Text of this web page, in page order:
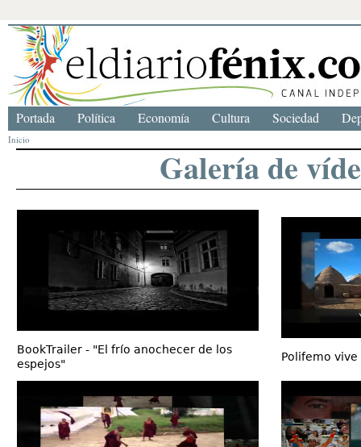
Inicio
Galería de
BookTrailer - "El frío anochecer de los
espejos"
Polifemo vive
Portada Política Economía Cultura Sociedad